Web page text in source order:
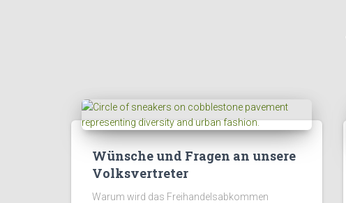
Wünsche und Fragen an unsere
Volksvertreter
Warum wird das Freihandelsabkommen